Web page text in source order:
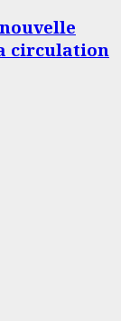
circulation